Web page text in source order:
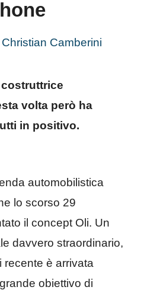
Christian Camberini
volta però ha
in positivo.
automobilistica
lo scorso 29
il concept Oli. Un
davvero straordinario,
recente è arrivata
obiettivo di